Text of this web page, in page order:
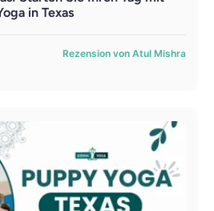
in Texas
Rezension von Atul Mishra